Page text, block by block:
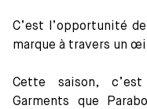
Artisanat d’exception
Journal
C’est l’opportunité
marque à travers un
Cette saison,
Garments que